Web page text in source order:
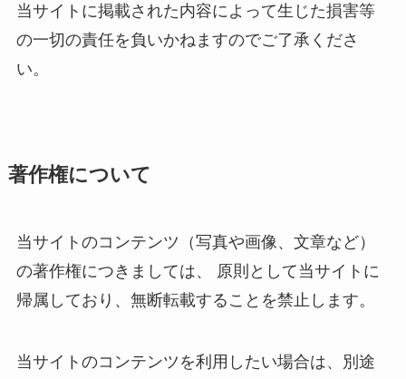
当サイトに掲載された内容によって生じた損害等
の一切の責任を負いかねますのでご了承くださ
い。
著作権について
当サイトのコンテンツ（写真や画像、文章など）
の著作権につきましては、 原則として当サイトに
帰属しており、無断転載することを禁止します。
当サイトのコンテンツを利用したい場合は、別途